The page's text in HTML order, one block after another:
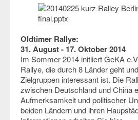
Oldtimer Rallye:
31. August - 17. Oktober 2014
Im Sommer 2014 initiiert GeKA
Rallye, die durch 8 Länder geht
Zielgruppen interessant ist. Die
zwischen Deutschland und China
Aufmerksamkeit und politischer
beiden Ländern und ihren